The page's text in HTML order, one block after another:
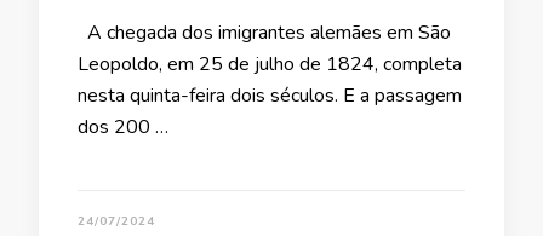
A chegada dos imigrantes alemães em São
Leopoldo, em 25 de julho de 1824, completa
nesta quinta-feira dois séculos. E a passagem
dos 200 …
24/07/2024